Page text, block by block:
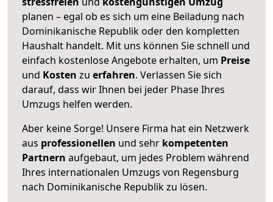
planen – egal ob es sich um eine Beiladung nach
Dominikanische Republik oder den kompletten
Haushalt handelt. Mit uns können Sie schnell und
einfach kostenlose Angebote erhalten, um Preise
und Kosten zu erfahren. Verlassen Sie sich
darauf, dass wir Ihnen bei jeder Phase Ihres
Umzugs helfen werden.
Aber keine Sorge! Unsere Firma hat ein Netzwerk
aus professionellen und sehr kompetenten
Partnern aufgebaut, um jedes Problem während
Ihres internationalen Umzugs von Regensburg
nach Dominikanische Republik zu lösen.